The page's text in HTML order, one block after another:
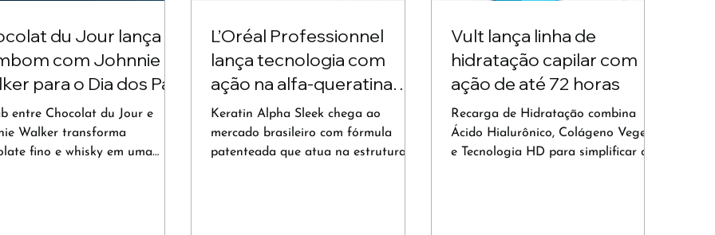
du Jour lança
com Johnnie
para o Dia dos Pais
entre Chocolat du Jour e
Walker transforma
fino e whisky em uma
L’Oréal Professionnel
lança tecnologia com
ação na alfa-queratina
contra o frizz
Keratin Alpha Sleek chega ao
mercado brasileiro com fórmula
patenteada que atua na estrutura
Vult lança linha de
hidratação capilar com
ação de até 72 horas
Recarga de Hidratação combina
Ácido Hialurônico, Colágeno Vegetal
e Tecnologia HD para simplificar o